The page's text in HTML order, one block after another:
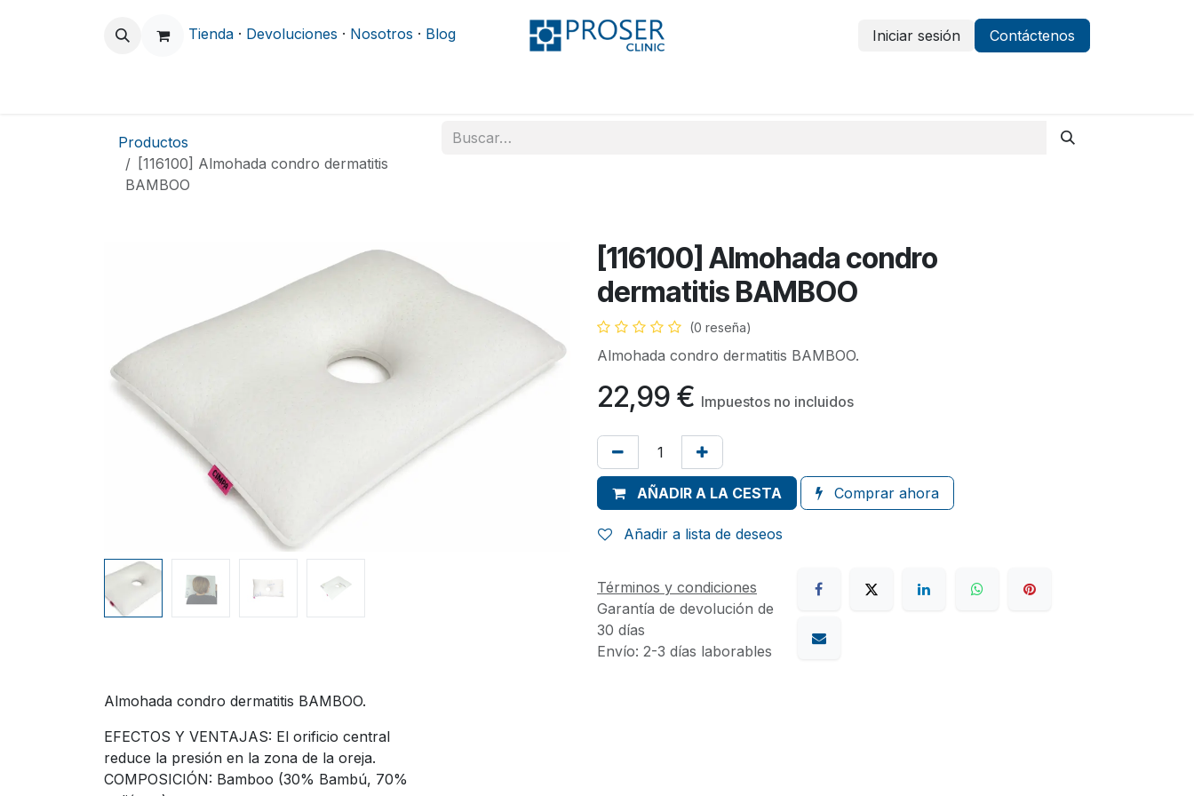
Tienda · Devoluciones · Nosotros · Blog Iniciar sesión Contáctenos
Productos
[116100] Almohada condro dermatitis
BAMBOO
[116100] Almohada condro
dermatitis BAMBOO
(0 reseña)
Almohada condro dermatitis BAMBOO.
22,99 € Impuestos no incluidos
AÑADIR A LA CESTA Comprar ahora
Añadir a lista de deseos
Términos y condiciones
Garantía de devolución de
30 días
Envío: 2-3 días laborables
Almohada condro dermatitis BAMBOO.
EFECTOS Y VENTAJAS: El orificio central
reduce la presión en la zona de la oreja.
COMPOSICIÓN: Bamboo (30% Bambú, 70%